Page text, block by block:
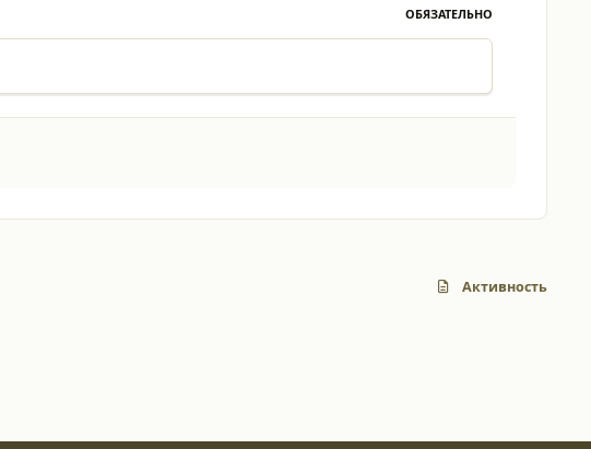
ОБЯЗАТЕЛЬНО
Активность